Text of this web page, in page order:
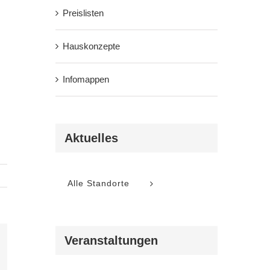
Preislisten
Hauskonzepte
Infomappen
Aktuelles
Alle Standorte
Veranstaltungen